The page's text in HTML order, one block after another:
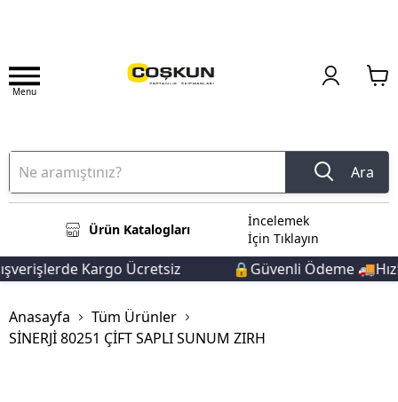
Menu
Ara
Ürün Katalogları
İncelemek
İçin Tıklayın
Kargo Ücretsiz 🔒Güvenli Ödeme
Anasayfa
Tüm Ürünler
SİNERJİ 80251 ÇİFT SAPLI SUNUM ZIRH